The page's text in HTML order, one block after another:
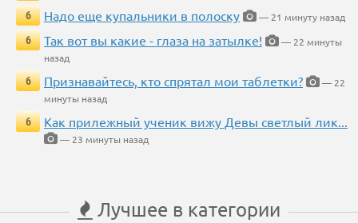
6
Надо еще купальники в полоску
— 21 минуту назад
6
Так вот вы какие - глаза на затылке!
— 22 минуты
назад
6
Признавайтесь, кто спрятал мои таблетки?
— 22
минуты назад
6
Как прилежный ученик вижу Девы светлый лик...
— 23 минуты назад
Лучшее в категории